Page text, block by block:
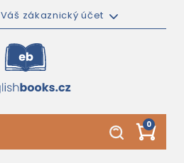
Váš zákaznický účet
0